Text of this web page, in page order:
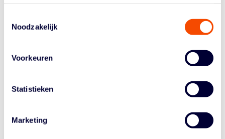
Noodzakelijk
Voorkeuren
Statistieken
Marketing
houden. Voor haar is het een geluk geweest dat alles
door COVID-19 een jaar is uitgesteld, anders was ze er
nog niet bij geweest. Noor heeft een extra jaar de tijd
Women’s Series in Mies was al te zien hoe makkelijk zij
door kleine ruimtes naar de basket kan gaan en
kan vinden bij backdoor cuts. Met llse Kuijt, de andere
jonkie in het team, vormt ze een geweldig koppel, dat al
zo lang samen speelt. Bij hun club Grasshoppers, maar
ook bij de nationale jeugdselecties, ze weten precies